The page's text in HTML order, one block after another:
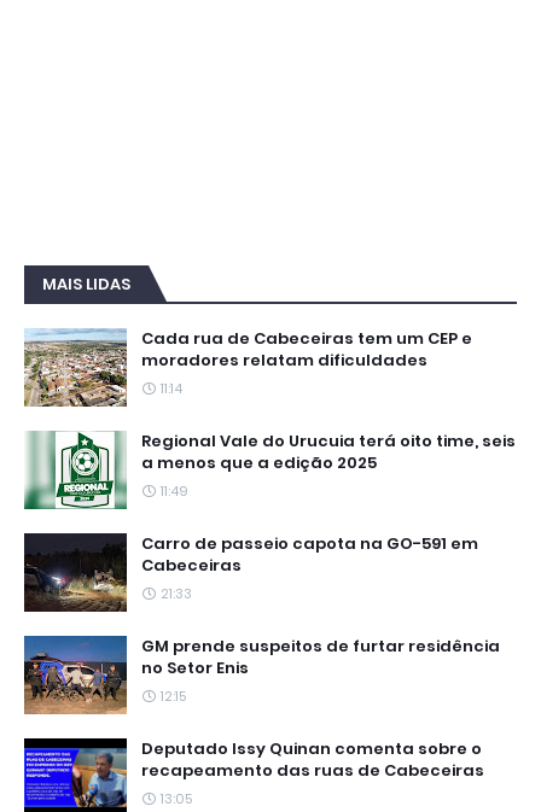
MAIS LIDAS
Cada rua de Cabeceiras tem um CEP e
moradores relatam dificuldades
11:14
Regional Vale do Urucuia terá oito time, seis
a menos que a edição 2025
11:49
Carro de passeio capota na GO-591 em
Cabeceiras
21:33
GM prende suspeitos de furtar residência
no Setor Enis
12:15
Deputado Issy Quinan comenta sobre o
recapeamento das ruas de Cabeceiras
13:05